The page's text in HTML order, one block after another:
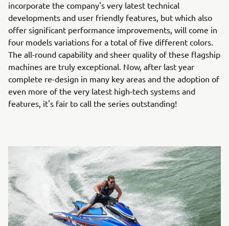
incorporate the company's very latest technical
developments and user friendly features, but which also
offer significant performance improvements, will come in
four models variations for a total of five different colors.
The all-round capability and sheer quality of these flagship
machines are truly exceptional. Now, after last year
complete re-design in many key areas and the adoption of
even more of the very latest high-tech systems and
features, it's fair to call the series outstanding!